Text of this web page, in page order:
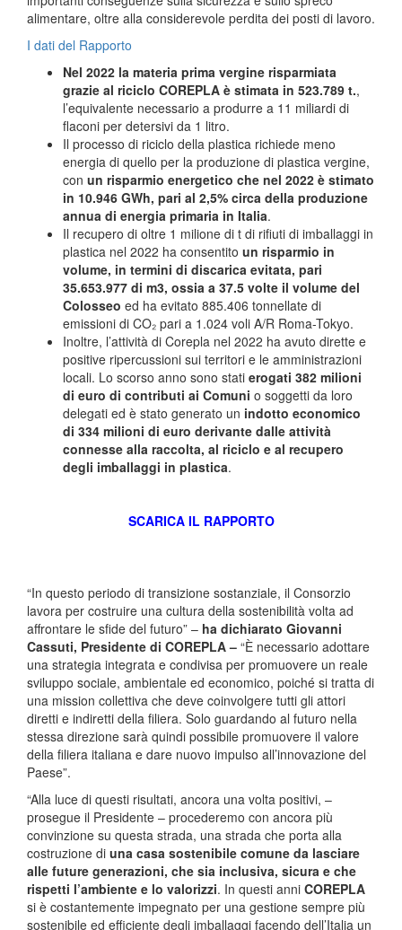
alimentare, oltre alla considerevole perdita dei posti di lavoro.
I dati del Rapporto
Nel 2022 la materia prima vergine risparmiata
grazie al riciclo COREPLA è stimata in 523.789 t.,
l’equivalente necessario a produrre a 11 miliardi di
flaconi per detersivi da 1 litro.
Il processo di riciclo della plastica richiede meno
energia di quello per la produzione di plastica vergine,
con un risparmio energetico che nel 2022 è stimato
in 10.946 GWh, pari al 2,5% circa della produzione
annua di energia primaria in Italia.
Il recupero di oltre 1 milione di t di rifiuti di imballaggi in
plastica nel 2022 ha consentito un risparmio in
volume, in termini di discarica evitata, pari
35.653.977 di m3, ossia a 37.5 volte il volume del
Colosseo ed ha evitato 885.406 tonnellate di
emissioni di CO₂ pari a 1.024 voli A/R Roma-Tokyo.
Inoltre, l’attività di Corepla nel 2022 ha avuto dirette e
positive ripercussioni sui territori e le amministrazioni
locali. Lo scorso anno sono stati erogati 382 milioni
di euro di contributi ai Comuni o soggetti da loro
delegati ed è stato generato un indotto economico
di 334 milioni di euro derivante dalle attività
connesse alla raccolta, al riciclo e al recupero
degli imballaggi in plastica.
SCARICA IL RAPPORTO
“In questo periodo di transizione sostanziale, il Consorzio
lavora per costruire una cultura della sostenibilità volta ad
affrontare le sfide del futuro” – ha dichiarato Giovanni
Cassuti, Presidente di COREPLA – “È necessario adottare
una strategia integrata e condivisa per promuovere un reale
sviluppo sociale, ambientale ed economico, poiché si tratta di
una mission collettiva che deve coinvolgere tutti gli attori
diretti e indiretti della filiera. Solo guardando al futuro nella
stessa direzione sarà quindi possibile promuovere il valore
della filiera italiana e dare nuovo impulso all’innovazione del
Paese”.
“Alla luce di questi risultati, ancora una volta positivi, –
prosegue il Presidente – procederemo con ancora più
convinzione su questa strada, una strada che porta alla
costruzione di una casa sostenibile comune da lasciare
alle future generazioni, che sia inclusiva, sicura e che
rispetti l’ambiente e lo valorizzi. In questi anni COREPLA
si è costantemente impegnato per una gestione sempre più
sostenibile ed efficiente degli imballaggi facendo dell’Italia un